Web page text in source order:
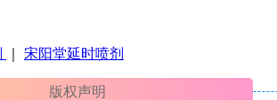
宋阳堂延时喷剂
版权声明